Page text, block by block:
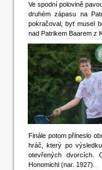
Ve spodní polovině
druhém zápasu na
pokračoval, byť musel
nad Patrikem Baarem z
Finále potom přineslo
hráč, který po
otevřených dvorcích.
Honomichl (nar. 1927).